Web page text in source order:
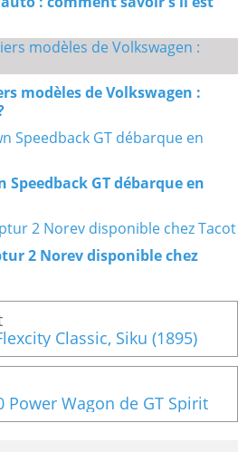
modèles de Volkswagen :
Speedback GT débarque en
2 Norev disponible chez
Classic, Siku (1895)
Power Wagon de GT Spirit